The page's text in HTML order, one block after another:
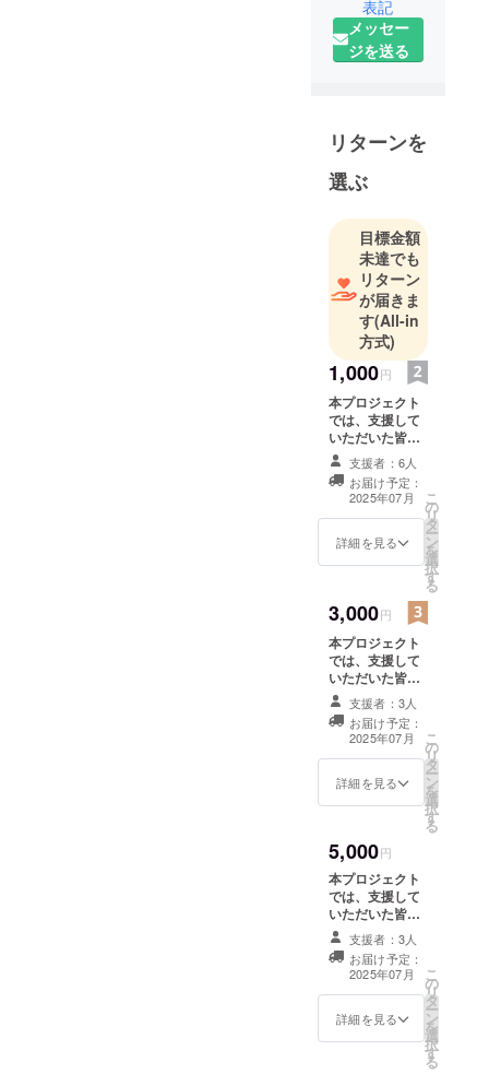
士，作業療
法士在籍
表記
メッセー
ジを送る
リターンを
選ぶ
目標金額
未達でも
リターン
が届きま
す(All-in
方式)
1,000円
本プロジェクト
では、支援して
いただいた皆さ
まに感謝の気持
ちを込めて、お
礼のメールをお
送りいたしま
す。お礼のメー
ルでは、支援の
状況をお伝えし
ます。ご支援の
大きな意義を共
有させていただ
くことで、支援
者の皆さまとの
つながりを深め
たいと考えてい
支援者：6人
お届け予定：
2025年07月
詳細を見る
こ
の
リ
タ
ー
ン
を
選
択
す
る
3,000円
本プロジェクト
では、支援して
いただいた皆さ
まに感謝の気持
ちを込めて、お
礼のメールをお
送りいたしま
す。お礼のメー
ルでは、支援の
状況をお伝えし
ます。ご支援の
大きな意義を共
有させていただ
くことで、支援
者の皆さまとの
つながりを深め
たいと考えてい
ます。このリ
ターンは1000円
のリターンと同
じ内容になりま
支援者：3人
お届け予定：
2025年07月
詳細を見る
こ
の
リ
タ
ー
ン
を
選
択
す
る
5,000円
本プロジェクト
では、支援して
いただいた皆さ
まに感謝の気持
ちを込めて、お
礼のメールをお
送りいたしま
す。お礼のメー
ルでは、支援の
支援者：3人
お届け予定：
2025年07月
詳細を見る
こ
の
リ
タ
ー
ン
を
選
択
す
る